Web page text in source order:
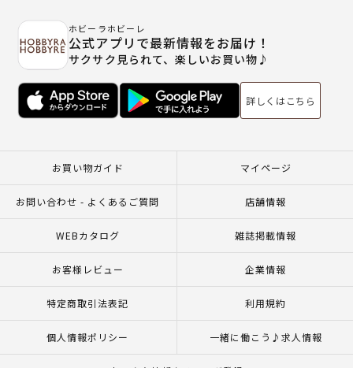
ホビーラホビーレ
公式アプリで最新情報をお届け！
サクサク見られて、楽しいお買い物♪
詳しくはこちら
お買い物ガイド マイページ
お問い合わせ - よくあるご質問 店舗情報
WEBカタログ 雑誌掲載情報
お客様レビュー 企業情報
特定商取引法表記 利用規約
個人情報ポリシー 一緒に働こう♪求人情報